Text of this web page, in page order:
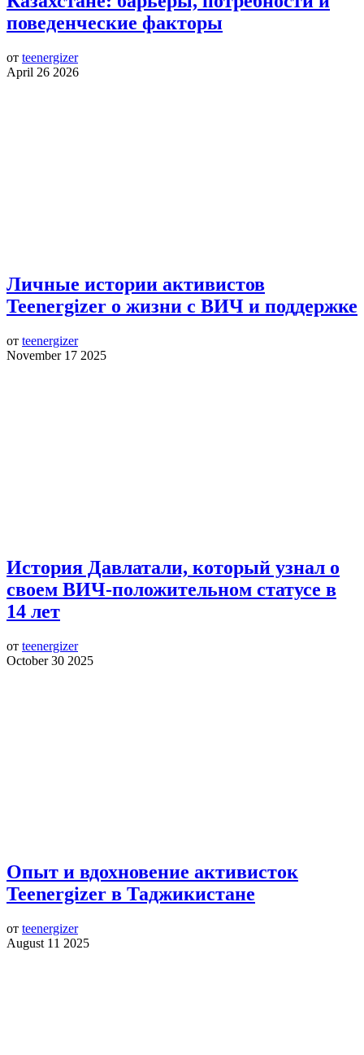
поведенческие факторы
от teenergizer
April 26 2026
Личные истории активистов
Teenergizer о жизни с ВИЧ и поддержке
от teenergizer
November 17 2025
История Давлатали, который узнал о
своем ВИЧ-положительном статусе в
14 лет
от teenergizer
October 30 2025
Опыт и вдохновение активисток
Teenergizer в Таджикистане
от teenergizer
August 11 2025